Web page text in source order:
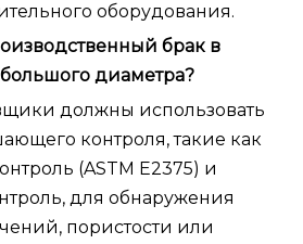
оборудования.
брак в
большого диаметра?
должны использовать
контроля, такие как
(ASTM E2375) и
для обнаружения
пористости или